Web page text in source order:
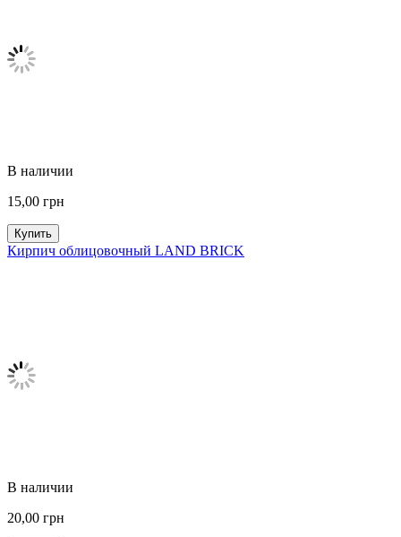
В наличии
15,00 грн
Купить
Кирпич облицовочный LAND BRICK
В наличии
20,00 грн